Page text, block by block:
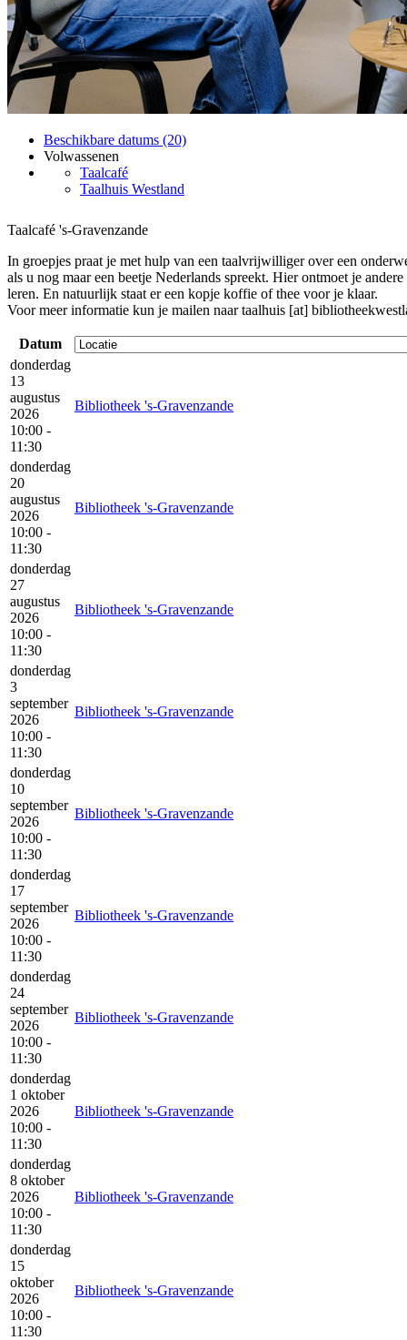
Beschikbare datums (20)
Volwassenen
Taalcafé
Taalhuis Westland
Taalcafé 's-Gravenzande
In groepjes praat je met hulp van een taalvrijwilliger over een
als u nog maar een beetje Nederlands spreekt. Hier ontmoet je
leren. En natuurlijk staat er een kopje koffie of thee voor je klaar.
Voor meer informatie kun je mailen naartaalhuis [at]
Datum
donderdag
13
augustus
2026
10:00 -
11:30
Bibliotheek 's-Gravenzande
donderdag
20
augustus
2026
10:00 -
11:30
Bibliotheek 's-Gravenzande
donderdag
27
augustus
2026
10:00 -
11:30
Bibliotheek 's-Gravenzande
donderdag
3
september
2026
10:00 -
11:30
Bibliotheek 's-Gravenzande
donderdag
10
september
2026
10:00 -
11:30
Bibliotheek 's-Gravenzande
donderdag
17
september
2026
10:00 -
11:30
Bibliotheek 's-Gravenzande
donderdag
24
september
2026
10:00 -
11:30
Bibliotheek 's-Gravenzande
donderdag
1 oktober
2026
10:00 -
11:30
Bibliotheek 's-Gravenzande
donderdag
8 oktober
2026
10:00 -
11:30
Bibliotheek 's-Gravenzande
donderdag
15
oktober
2026
10:00 -
11:30
Bibliotheek 's-Gravenzande